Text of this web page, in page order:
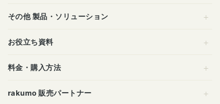
その他 製品・ソリューション
お役立ち資料
料金・購入方法
rakumo 販売パートナー